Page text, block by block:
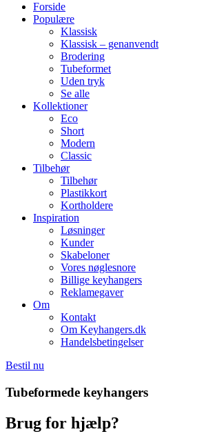
Forside
Populære
Klassisk
Klassisk – genanvendt
Brodering
Tubeformet
Uden tryk
Se alle
Kollektioner
Eco
Short
Modern
Classic
Tilbehør
Tilbehør
Plastikkort
Kortholdere
Inspiration
Løsninger
Kunder
Skabeloner
Vores nøglesnore
Billige keyhangers
Reklamegaver
Om
Kontakt
Om Keyhangers.dk
Handelsbetingelser
Bestil nu
Tubeformede keyhangers
Brug for hjælp?